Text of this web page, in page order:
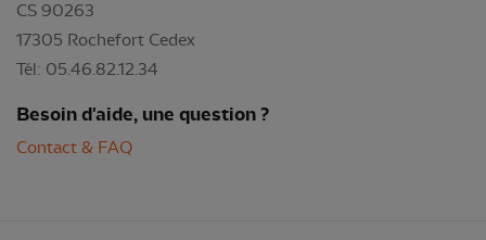
CS 90263
17305 Rochefort Cedex
Tél: 05.46.82.12.34
Besoin d'aide, une question ?
Contact & FAQ